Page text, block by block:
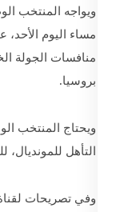
ويواجه المنتخب
مساء اليوم
بروسيا.
ويحتاج المنتخب
التأهل للمونديال،
وفي تصريحات